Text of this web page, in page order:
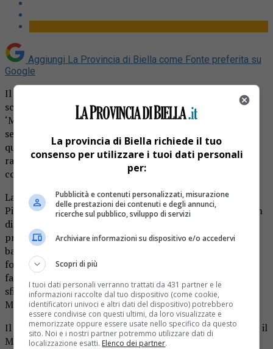
Aggiungi La Provincia di Biella come Fonte preferita su
Google
Il comune di Zimone, dopo la positiva esperienza dello
scorso anno, bissa l’esperienza della sfilata in piazza con
‘Monnalisa Management’ e la Pro Loco attraverso la
selezione de ‘La Più Bella del Mondo’ sabato 15 luglio. In
questa occasione la banda musicale accompagnerà le
ragazze in passerella : caso unico nel panorama dei
concorsi di bellezza.
La sfilata di Zimone è la seconda delle quattro previste in
Piemonte dopo l’apertura questo venerdì al Living Garden
di Cossato dove, al termine delle tre sfilate sono state
premiate come prima classificata Michelle Rizzi ( ‘Fascia
baia imperiale’), 2^ classificata Giorgia Vitrano, fascia
fotogenia Farace e Pasotti, 3^ classificata Sara Francisco,
fascia pubblicità Pierre. Dalle 21 le ragazze in gara hanno
sfilato davanti alla giuria diretta dal patron Cesare
Morgantini con la conduzione di Jacques Avella.
Il via alle 21 sarà anche a Zimone nella piazza retrostante il
Municipio del paese a cavallo tra Biellese e Canavese.
La provincia di Biella richiede il tuo
consenso per utilizzare i tuoi dati personali
per:
Pubblicità e contenuti personalizzati, misurazione
delle prestazioni dei contenuti e degli annunci,
ricerche sul pubblico, sviluppo di servizi
Archiviare informazioni su dispositivo e/o accedervi
Scopri di più
I tuoi dati personali verranno trattati da 431 partner e le
informazioni raccolte dal tuo dispositivo (come cookie,
identificatori univoci e altri dati del dispositivo) potrebbero
essere condivise con questi ultimi, da loro visualizzate e
memorizzate oppure essere usate nello specifico da questo
sito. Noi e i nostri partner potremmo utilizzare dati di
localizzazione esatti. Elenco dei partner.